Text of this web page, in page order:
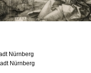
Nürnberg
Nürnberg